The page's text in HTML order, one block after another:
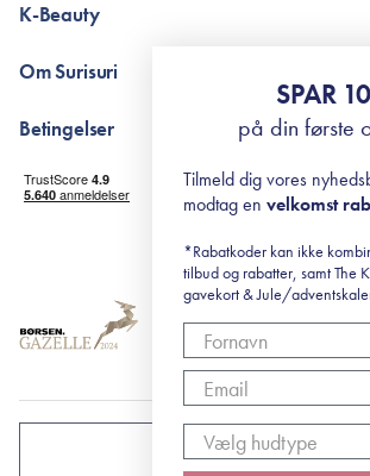
The K-Beauty Box - spørgsmål og svar
RE-ZIP
K-Beauty
Retinol for begyndere
surisuri's mini guide til rosacea
Om Surisuri
Black Friday
Betingelser
Levering og returnering
Handelsbetingelser
Abonnementsbetingelser
DANMARK
SPAR
på din første
Tilmeld dig vores
modtag en velkomst
*Rabatkoder kan ikke
tilbud og rabatter, samt The
gavekort & Jule/